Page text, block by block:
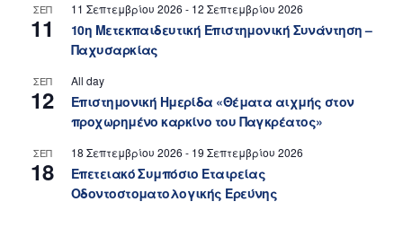
ΣΕΠ
11
11 Σεπτεμβρίου 2026 - 12 Σεπτεμβρίου 2026
10η Μετεκπαιδευτική Επιστημονική Συνάντηση –
Παχυσαρκίας
ΣΕΠ
12
All day
Επιστημονική Ημερίδα «Θέματα αιχμής στον
προχωρημένο καρκίνο του Παγκρέατος»
ΣΕΠ
18
18 Σεπτεμβρίου 2026 - 19 Σεπτεμβρίου 2026
Επετειακό Συμπόσιο Εταιρείας
Οδοντοστοματολογικής Ερεύνης